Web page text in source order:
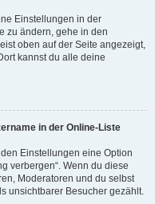
Einstellungen in der
zu ändern, gehe in den
oben auf der Seite angezeigt,
kannst du alle deine
in der Online-Liste
Einstellungen eine Option
verbergen“. Wenn du diese
Moderatoren und du selbst
unsichtbarer Besucher gezählt.